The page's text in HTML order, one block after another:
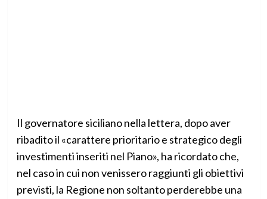
Il governatore siciliano nella lettera, dopo aver
ribadito il «carattere prioritario e strategico degli
investimenti inseriti nel Piano», ha ricordato che,
nel caso in cui non venissero raggiunti gli obiettivi
previsti, la Regione non soltanto perderebbe una